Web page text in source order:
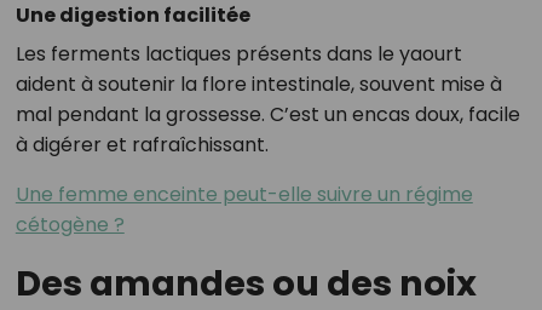
Une digestion facilitée
Les ferments lactiques présents dans le yaourt
aident à soutenir la flore intestinale, souvent mise à
mal pendant la grossesse. C’est un encas doux, facile
à digérer et rafraîchissant.
Une femme enceinte peut-elle suivre un régime
cétogène ?
Des amandes ou des noix